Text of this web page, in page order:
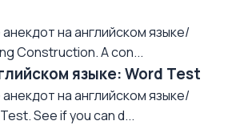
на английском языке/
Construction. A con...
языке: Word Test
на английском языке/
See if you can d...